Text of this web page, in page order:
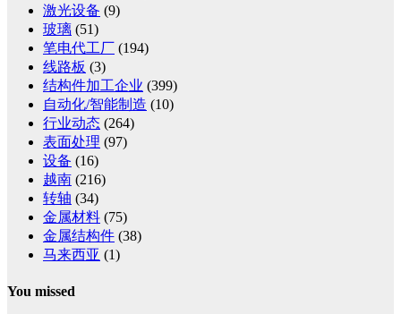
激光设备 (9)
玻璃 (51)
笔电代工厂 (194)
线路板 (3)
结构件加工企业 (399)
自动化/智能制造 (10)
行业动态 (264)
表面处理 (97)
设备 (16)
越南 (216)
转轴 (34)
金属材料 (75)
金属结构件 (38)
马来西亚 (1)
You missed